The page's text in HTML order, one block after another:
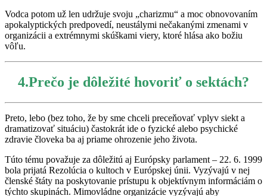
Vodca potom už len udržuje svoju „charizmu“ a moc obnovovaním
apokalyptických predpovedí, neustálymi nečakanými zmenami v
organizácii a extrémnymi skúškami viery, ktoré hlása ako božiu
vôľu.
4.Prečo je dôležité hovoriť o sektách?
Preto, lebo (bez toho, že by sme chceli preceňovať vplyv siekt a
dramatizovať situáciu) častokrát ide o fyzické alebo psychické
zdravie človeka ba aj priame ohrozenie jeho života.
Túto tému považuje za dôležitú aj Európsky parlament – 22. 6. 1999
bola prijatá Rezolúcia o kultoch v Európskej únii. Vyzývajú v nej
členské štáty na poskytovanie prístupu k objektívnym informáciám o
týchto skupinách. Mimovládne organizácie vyzývajú aby